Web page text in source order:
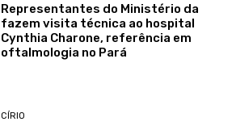
Representantes do Ministério da
fazem visita técnica ao hospital
Cynthia Charone, referência em
oftalmologia no Pará
CÍRIO